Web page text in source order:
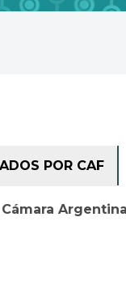
POR CAF
Argentina